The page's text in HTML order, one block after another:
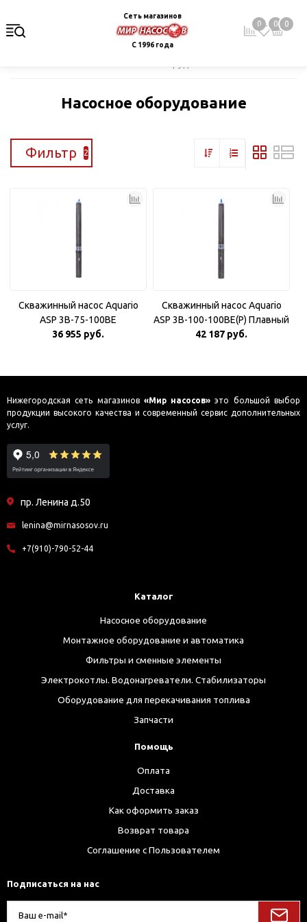
Сеть магазинов
С 1996 года
0 0 0
Насосное оборудование
Фильтр 2
Скважинный насос Aquario
ASP 3B-75-100BE
36 955 руб.
Скважинный насос Aquario
ASP 3B-100-100BE(P) Плавный
пуск
42 187 руб.
Нижегородская сеть магазинов «Мир насосов» это большой выбор
продукции высокого качества и современный сервис дополнительных
услуг.
пр. Ленина д.50
lenina@mirnasosov.ru
+7(910)-790-52-44
Каталог
Насосное оборудование
Монтажное оборудование и автоматика
Фильтры и сменные элементы
Электрокотлы. Водонагреватели. Стабилизаторы
Оборудование для перекачивания топлива
Запчасти
Помощь
Оплата
Доставка
Как оформить заказ
Возврат товара
Соглашение с Пользователем
Подписаться на нас